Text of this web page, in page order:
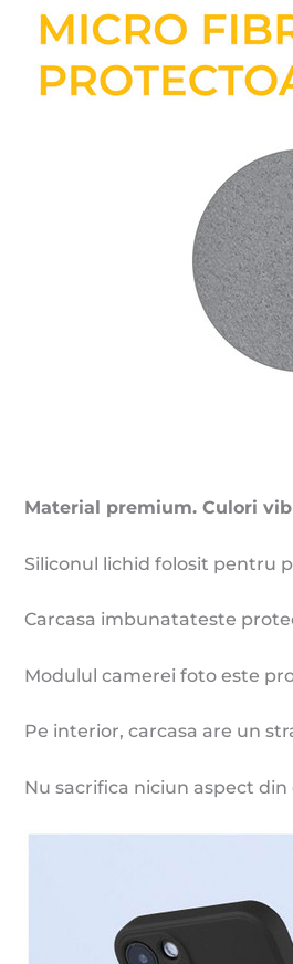
Material premium. Culori
Siliconul lichid folosit pentru
Carcasa imbunatateste
Modulul camerei foto este
Pe interior, carcasa are un
Nu sacrifica niciun aspect din